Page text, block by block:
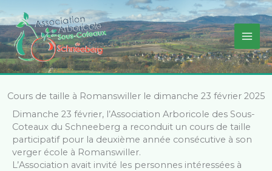
au
contenu
Cours de taille à Romanswiller le dimanche 23 février 2025
Dimanche 23 février, l’Association Arboricole des Sous-
Coteaux du Schneeberg a reconduit un cours de taille
participatif pour la deuxième année consécutive à son
verger école à Romanswiller.
L’Association avait invité les personnes intéressées à